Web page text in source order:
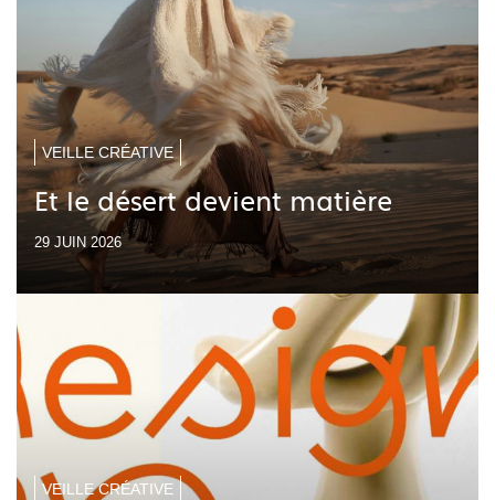
VEILLE CRÉATIVE
Et le désert devient matière
29 JUIN 2026
VEILLE CRÉATIVE